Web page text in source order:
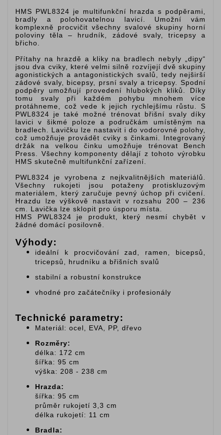
HMS PWL8324 je multifunkční hrazda s podpěrami,
bradly a polohovatelnou lavicí. Umožní vám
komplexně procvičit všechny svalové skupiny horní
poloviny těla – hrudník, zádové svaly, tricepsy a
břicho.
Přítahy na hrazdě a kliky na bradlech nebyly „dipy“
jsou dva cviky, které velmi silně rozvíjejí dvě skupiny
agonistických a antagonistických svalů, tedy nejširší
zádové svaly, bicepsy, prsní svaly a tricepsy. Spodní
podpěry umožňují provedení hlubokých kliků. Díky
tomu svaly při každém pohybu mnohem více
protáhneme, což vede k jejich rychlejšímu růstu. S
PWL8324 je také možné trénovat břišní svaly díky
lavici v šikmé poloze a područkám umístěným na
bradlech. Lavičku lze nastavit i do vodorovné polohy,
což umožňuje provádět cviky s činkami. Integrovaný
držák na velkou činku umožňuje trénovat Bench
Press. Všechny komponenty dělají z tohoto výrobku
HMS skutečně multifunkční zařízení.
PWL8324 je vyrobena z nejkvalitnějších materiálů.
Všechny rukojeti jsou potaženy protiskluzovým
materiálem, který zaručuje pevný úchop při cvičení.
Hrazdu lze výškově nastavit v rozsahu 200 – 236
cm. Lavička lze sklopit pro úsporu místa.
HMS PWL8324 je produkt, který nesmí chybět v
žádné domácí posilovně.
Výhody:
ideální k procvičování zad, ramen, bicepsů,
tricepsů, hrudníku a břišních svalů
stabilní a robustní konstrukce
vhodné pro začátečníky i profesionály
Technické parametry:
Materiál: ocel, EVA, PP, dřevo
Rozměry:
délka: 172 cm
šířka: 95 cm
výška: 208 - 238 cm
Hrazda:
šířka: 95 cm
průměr rukojetí 3,3 cm
délka rukojetí: 11 cm
Bradla: